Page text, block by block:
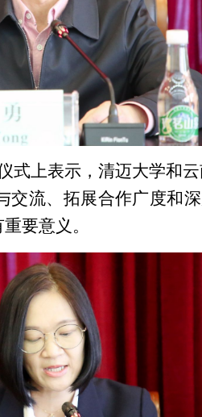
式上表示，清迈大学和
流、拓展合作广度和
要意义。